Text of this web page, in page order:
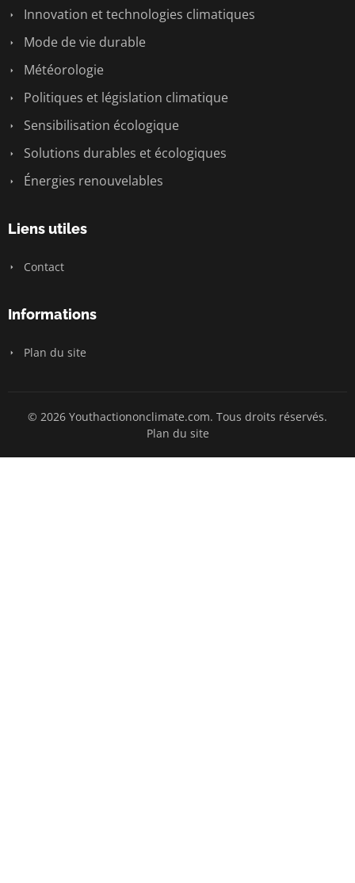
Innovation et technologies climatiques
Mode de vie durable
Météorologie
Politiques et législation climatique
Sensibilisation écologique
Solutions durables et écologiques
Énergies renouvelables
Liens utiles
Contact
Informations
Plan du site
© 2026 Youthactiononclimate.com. Tous droits réservés.
Plan du site